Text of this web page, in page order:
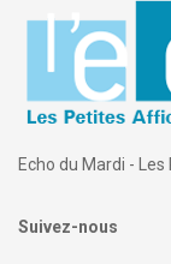
Echo du Mardi -
Suivez-nous